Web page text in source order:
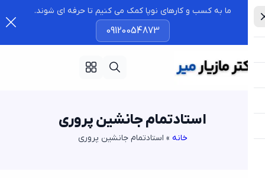
ما به کسب و کارهای نوپا کمک می کنیم تا حرفه ای شوند.
09120054873
استادتمام جانشین پروری
»استادتمام جانشین پروری